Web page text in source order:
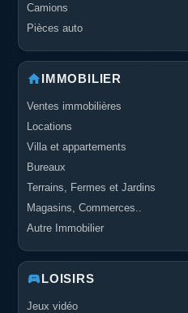
Camions
Pièces auto
IMMOBILIER
Ventes immobilières
Locations
Villa et appartements
Bureaux
Terrains, Fermes et Jardins
Magasins, Commerces..
Autre Immobilier
LOISIRS
Jeux vidéo